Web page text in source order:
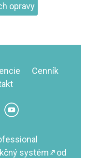
opravy
Cenník
systém od